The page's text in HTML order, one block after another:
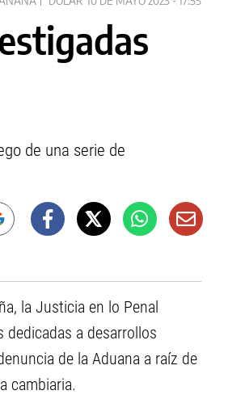
de una serie de
la Justicia en lo Penal
dedicadas a desarrollos
de la Aduana a raíz de
cambiaria.